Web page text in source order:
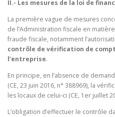
II.- Les mesures de la loi de
La première vague de mesures
de l’Administration fiscale en
fraude fiscale, notamment
contrôle de vérification de
l’entreprise.
En principe, en l’absence de
(CE, 23 juin 2016, n° 388969), la
les locaux de celui-ci (CE, 1er juillet
L’obligation d’effectuer le contrôle